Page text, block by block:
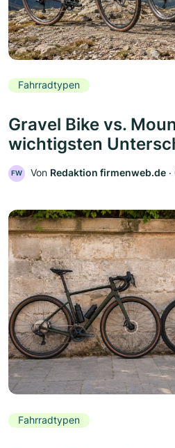
Fahrradtypen
Gravel Bike vs.
wichtigsten
FW Von Redaktion firmenweb.de ‧
Fahrradtypen